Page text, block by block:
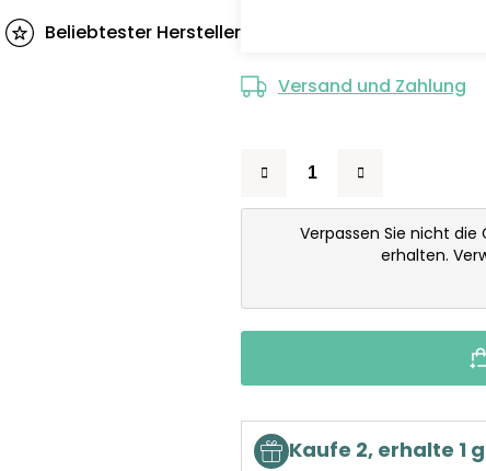
Versand und Zahlung
Verpassen Sie nicht
erhalten.
Kaufe 2, erhalte 1
Beliebtester Hersteller